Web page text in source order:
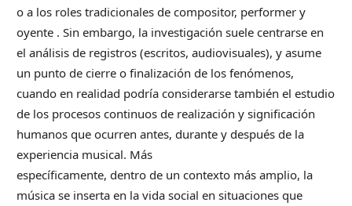
o a los roles tradicionales de compositor, performer y
oyente . Sin embargo, la investigación suele centrarse en
el análisis de registros (escritos, audiovisuales), y asume
un punto de cierre o finalización de los fenómenos,
cuando en realidad podría considerarse también el estudio
de los procesos continuos de realización y significación
humanos que ocurren antes, durante y después de la
experiencia musical. Más
específicamente, dentro de un contexto más amplio, la
música se inserta en la vida social en situaciones que